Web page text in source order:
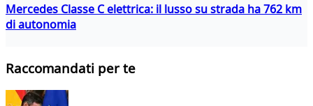
Mercedes Classe C elettrica: il lusso su strada ha 762 km
di autonomia
Raccomandati per te